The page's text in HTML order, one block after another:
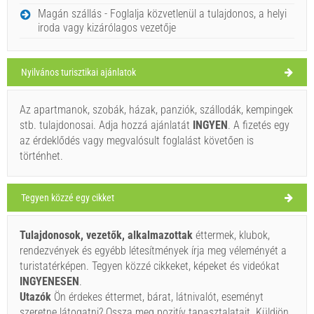
SZOMBAT
Horvátország Brac sziget
30°C
light rain
Szélsebesség: 5.21 km/h
vasárnap,
2026. 08. 09. 29°C clear sky
hétfő,
2026. 08. 10. 29°C
Makarac (Strand) Milna
Ivan Nane (Holiday-Link.Com)
Kell látogatni(/)
MUTASSA MEG A TÉRKÉPEN.
OLVASSON TÖBBET / SZÓLJON HOZZÁ
Bonito (Étterem) Milna
Magán szállás - Foglalja közvetlenül a tulajdonos, a helyi
iroda vagy kizárólagos vezetője
Nyilvános turisztikai ajánlatok
Az apartmanok, szobák, házak, panziók, szállodák, kempingek
stb. tulajdonosai. Adja hozzá ajánlatát INGYEN. A fizetés egy
az érdeklődés vagy megvalósult foglalást követően is
történhet.
Tegyen közzé egy cikket
Tulajdonosok, vezetők, alkalmazottak éttermek, klubok,
rendezvények és egyébb létesítmények írja meg véleményét a
turistatérképen. Tegyen közzé cikkeket, képeket és videókat
INGYENESEN.
Utazók Ön érdekes éttermet, bárat, látnivalót, eseményt